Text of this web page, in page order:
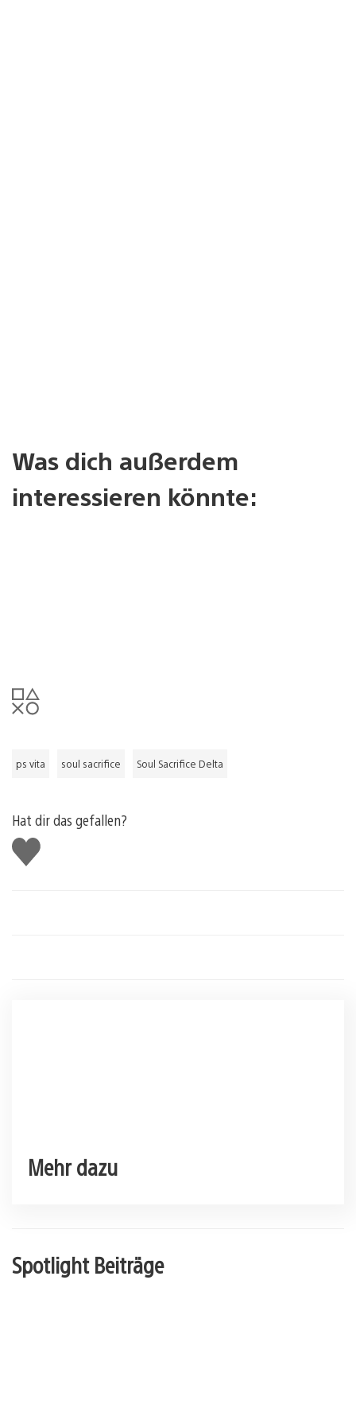
Was dich außerdem
interessieren könnte:
ps vita soul sacrifice Soul Sacrifice Delta
Hat dir das gefallen?
Gefällt
mir
Mehr dazu
Spotlight Beiträge